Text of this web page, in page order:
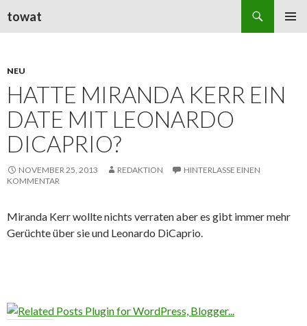
towat
NEU
HATTE MIRANDA KERR EIN
DATE MIT LEONARDO
DICAPRIO?
NOVEMBER 25, 2013 REDAKTION
HINTERLASSE EINEN
KOMMENTAR
Miranda Kerr wollte nichts verraten aber es gibt immer mehr
Gerüchte über sie und Leonardo DiCaprio.